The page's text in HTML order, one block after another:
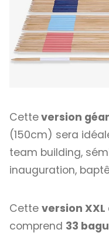
Cetteversion
(150cm) sera
team building,
inauguration,
Cette version
comprend 33